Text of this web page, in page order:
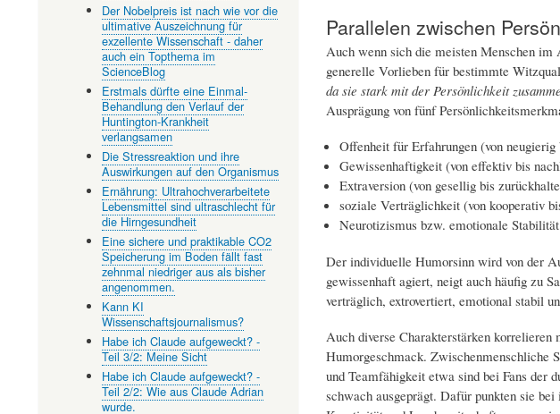
Parallelen zwischen
Auch wenn sich die meisten Menschen im
generelle Vorlieben für bestimmte
da sie stark mit der Persönlichkeit
Ausprägung von fünf
Offenheit für Erfahrungen (von
Gewissenhaftigkeit (von effektiv bis
Extraversion (von gesellig bis
soziale Verträglichkeit (von kooperativ
Neurotizismus bzw. emotionale
Der individuelle Humorsinn wird von der
gewissenhaft agiert, neigt auch häufig zu
verträglich, extrovertiert, emotional stabil
Auch diverse Charakterstärken korrelieren
Humorgeschmack. Zwischenmenschliche
und Teamfähigkeit etwa sind bei Fans der
schwach ausgeprägt. Dafür punkten sie
Der Nobelpreis ist nach wie vor die
ultimative Auszeichnung für
exzellente Wissenschaft - daher
auch ein Topthema im
ScienceBlog
Erstmals dürfte eine Einmal-
Behandlung den Verlauf der
Huntington-Krankheit
verlangsamen
Die Stressreaktion und ihre
Auswirkungen auf den Organismus
Ernährung: Ultrahochverarbeitete
Lebensmittel sind ultraschlecht für
die Hirngesundheit
Eine sichere und praktikable CO2
Speicherung im Boden fällt fast
zehnmal niedriger aus als bisher
angenommen.
Kann KI
Wissenschaftsjournalismus?
Habe ich Claude aufgeweckt? -
Teil 3/2: Meine Sicht
Habe ich Claude aufgeweckt? -
Teil 2/2: Wie aus Claude Adrian
wurde.